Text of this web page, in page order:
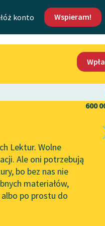
konto Wspieram!
Kontakt
O projekcie
Zasady wykorzystania
Wolnych Lektur
Logotypy
Materiały promocyjne
600
Lektur. Wolne
Ale oni potrzebują
bo bez nas nie
materiałów,
po prostu do